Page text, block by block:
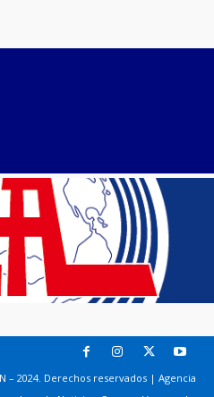
– 2024. Derechos reservados | Agencia